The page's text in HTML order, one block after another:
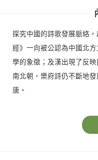
探究中國的詩歌發展脈絡
經》一向被公認為中國北
學的象徵；及漢出現了反
南北朝，樂府詩仍不斷地
唐。